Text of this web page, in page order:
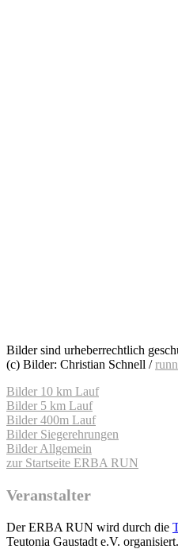
Bilder sind urheberrechtlich
(c) Bilder: Christian Schnell /
Bilder 10 km Lauf
Bilder 5 km Lauf
Bilder 400m Lauf
Bilder Siegerehrungen
Bilder Allgemein
zur Startseite ERBA RUN
Veranstalter
Der ERBA RUN wird durch die
Teutonia Gaustadt e.V. organisiert.